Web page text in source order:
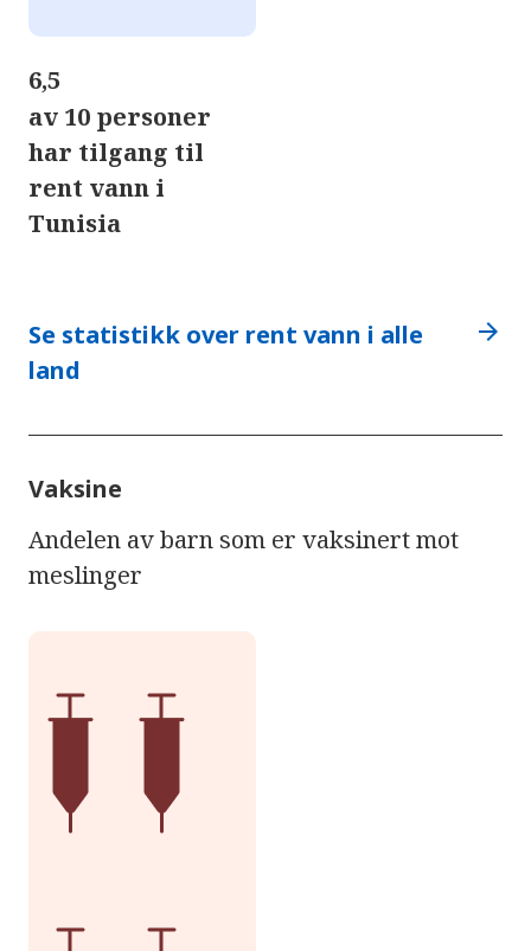
6,5
av 10 personer
har tilgang til
rent vann i
Tunisia
Se statistikk over rent vann i alle
land
arrow_forward
Vaksine
Andelen av barn som er vaksinert mot
meslinger